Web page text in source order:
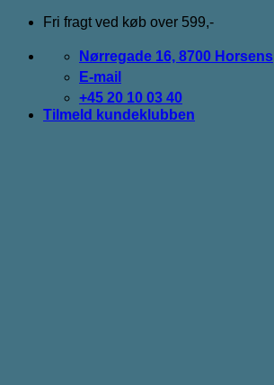
Fortsæt
indhold
Fri fragt ved køb over 599,-
Nørregade 16, 8700 Horsens
E-mail
+45 20 10 03 40
Tilmeld kundeklubben